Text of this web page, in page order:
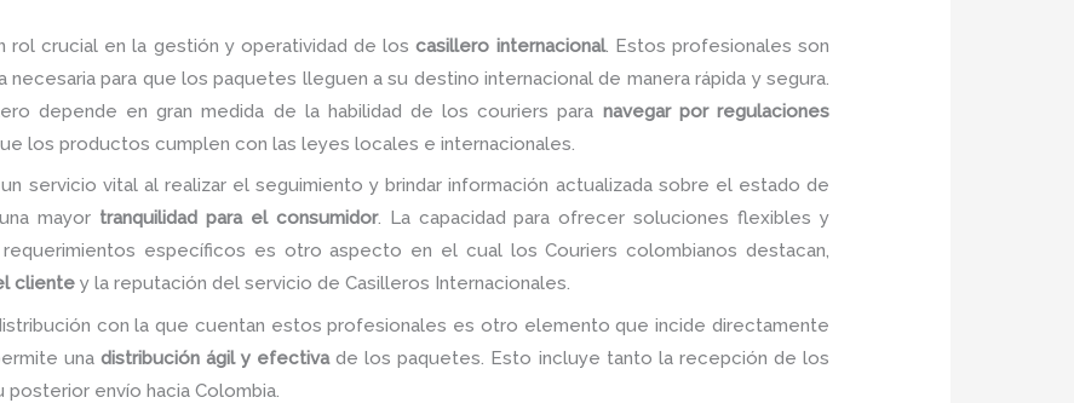
rol crucial en la gestión y operatividad de loscasillero internacional. Estos profesionales son
para que los paquetes lleguen a su destino internacional de manera rápida y segura.
depende en gran medida de la habilidad de los couriers para navegar por regulaciones
los productos cumplen con las leyes locales e internacionales.
servicio vital al realizar el seguimiento y brindar información actualizada sobre el estado de
mayor tranquilidad para el consumidor. La capacidad para ofrecer soluciones flexibles y
específicos es otro aspecto en el cual los Couriers colombianos destacan,
cliente y la reputación del servicio de Casilleros Internacionales.
con la que cuentan estos profesionales es otro elemento que incide directamente
una distribución ágil y efectivade los paquetes. Esto incluye tanto la recepción de los
envío hacia Colombia.